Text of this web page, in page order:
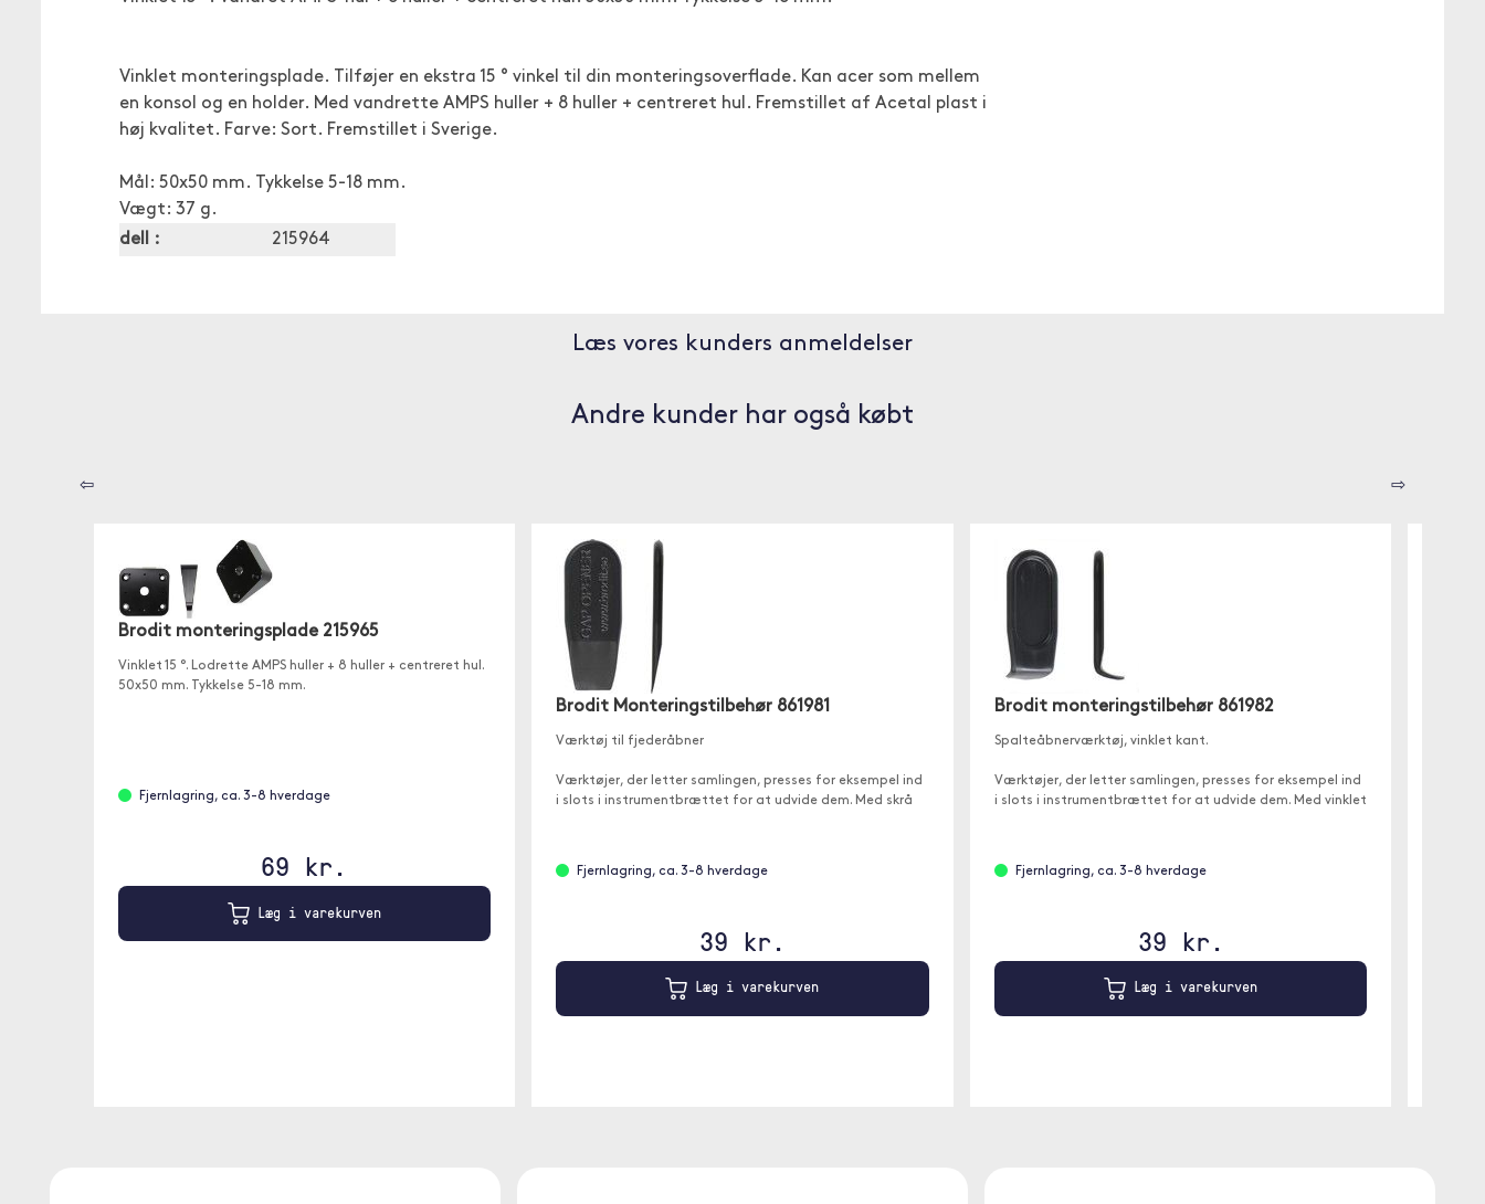
Vinklet monteringsplade. Tilføjer en ekstra 15 ° vinkel til din monteringsoverflade. Kan acer som mellem
en konsol og en holder. Med vandrette AMPS huller + 8 huller + centreret hul. Fremstillet af Acetal plast i
høj kvalitet. Farve: Sort. Fremstillet i Sverige.
Mål: 50x50 mm. Tykkelse 5-18 mm.
Vægt: 37 g.
dell :
215964
Læs vores kunders anmeldelser
Andre kunder har også købt
⇦ ⇨
Brodit monteringsplade 215965
Vinklet 15 °. Lodrette AMPS huller + 8 huller + centreret hul.
50x50 mm. Tykkelse 5-18 mm.
Fjernlagring, ca. 3-8 hverdage
69 kr.
Læg i varekurven
Brodit Monteringstilbehør 861981
Værktøj til fjederåbner
Værktøjer, der letter samlingen, presses for eksempel ind
i slots i instrumentbrættet for at udvide dem. Med skrå
Fjernlagring, ca. 3-8 hverdage
39 kr.
Læg i varekurven
Brodit monteringstilbehør 861982
Spalteåbnerværktøj, vinklet kant.
Værktøjer, der letter samlingen, presses for eksempel ind
i slots i instrumentbrættet for at udvide dem. Med vinklet
Fjernlagring, ca. 3-8 hverdage
39 kr.
Læg i varekurven